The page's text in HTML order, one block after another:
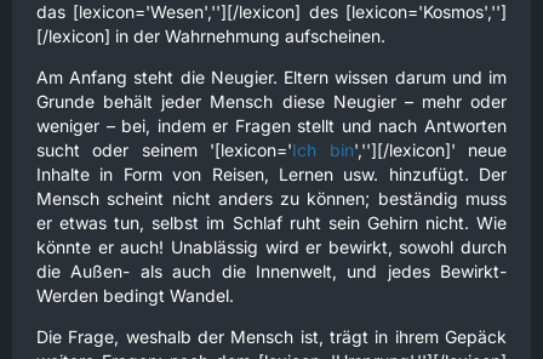
das [lexicon='Wesen',''][/lexicon] des [lexicon='Kosmos','']
[/lexicon] in der Wahrnehmung aufscheinen.
Am Anfang steht die Neugier. Eltern wissen darum und im
Grunde behält jeder Mensch diese Neugier – mehr oder
weniger – bei, indem er Fragen stellt und nach Antworten
sucht oder seinem '[lexicon='Ich bin',''][/lexicon]' neue
Inhalte in Form von Reisen, Lernen usw. hinzufügt. Der
Mensch scheint nicht anders zu können; beständig muss
er etwas tun, selbst im Schlaf ruht sein Gehirn nicht. Wie
könnte er auch! Unablässig wird er bewirkt, sowohl durch
die Außen- als auch die Innenwelt, und jedes Bewirkt-
Werden bedingt Wandel.
Die Frage, weshalb der Mensch ist, trägt in ihrem Gepäck